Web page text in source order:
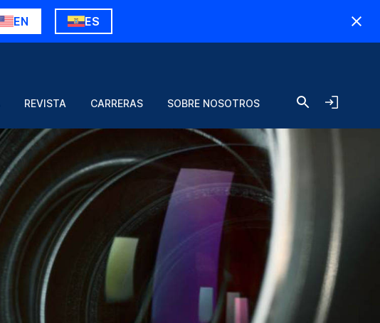
EN ES
REVISTA CARRERAS SOBRE NOSOTROS